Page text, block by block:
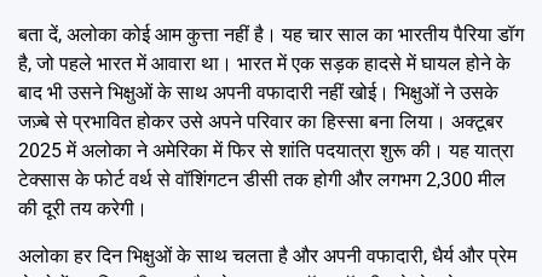
बता दें, अलोका कोई आम कुत्ता नहीं है। यह चार साल का भारतीय पैरिया डॉग
है, जो पहले भारत में आवारा था। भारत में एक सड़क हादसे में घायल होने के
बाद भी उसने भिक्षुओं के साथ अपनी वफादारी नहीं खोई। भिक्षुओं ने उसके
जज़्बे से प्रभावित होकर उसे अपने परिवार का हिस्सा बना लिया। अक्टूबर
2025 में अलोका ने अमेरिका में फिर से शांति पदयात्रा शुरू की। यह यात्रा
टेक्सास के फोर्ट वर्थ से वॉशिंगटन डीसी तक होगी और लगभग 2,300 मील
की दूरी तय करेगी।
अलोका हर दिन भिक्षुओं के साथ चलता है और अपनी वफादारी, धैर्य और प्रेम